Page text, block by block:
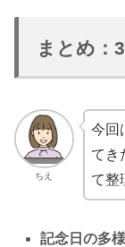
まとめ：
ちえ
今回
てき
て整
記念日の多